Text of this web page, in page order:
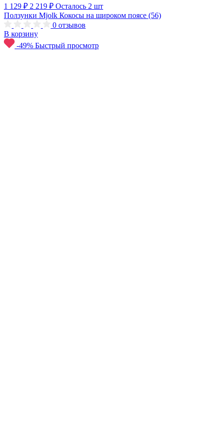
1 129 ₽ 2 219 ₽ Осталось 2 шт
Ползунки Mjolk Кокосы на широком поясе (56)
0 отзывов
В корзину
-49% Быстрый просмотр